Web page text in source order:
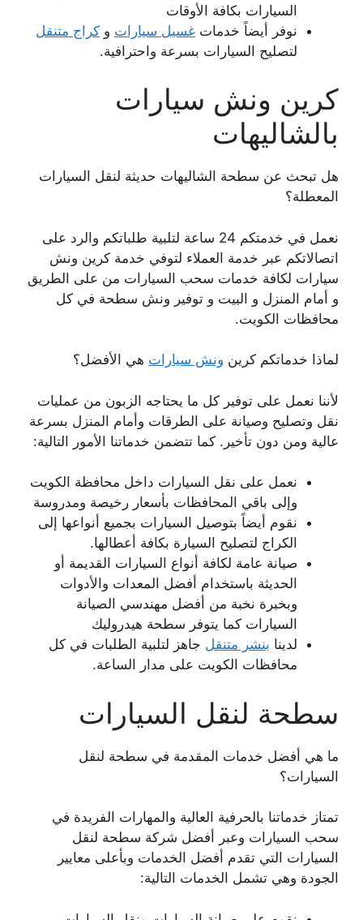
السيارات بكافة الأوقات
نوفر أيضاً خدمات غسيل سيارات و كراج متنقل
لتصليح السيارات بسرعة واحترافية.
كرين ونش سيارات
بالشاليهات
هل تبحث عن سطحة الشاليهات حديثة لنقل السيارات
المعطلة؟
نعمل في خدمتكم 24 ساعة لتلبية طلباتكم والرد على
اتصالاتكم عبر خدمة العملاء لتوفي خدمة كرين ونش
سيارات لكافة خدمات سحب السيارات من على الطريق
و أمام المنزل و البيت و توفير ونش سطحة في كل
محافظات الكويت.
لماذا خدماتكم كرين ونش سيارات هي الأفضل؟
لأننا نعمل على توفير كل ما يحتاجه الزبون من عمليات
نقل وتصليح وصيانة على الطرقات وأمام المنزل بسرعة
عالية ومن دون تأخير. كما تتضمن خدماتنا الأمور التالية:
نعمل على نقل السيارات داخل محافظة الكويت
وإلى باقي المحافظات بأسعار رخيصة ومدروسة
نقوم أيضاً بتوصيل السيارات بجميع أنواعها إلى
الكراج لتصليح السيارة بكافة أعطالها.
صيانة عامة لكافة أنواع السيارات القديمة أو
الحديثة باستخدام أفضل المعدات والأدوات
وبخبرة نخبة من أفضل مهندسي الصيانة
السيارات كما يتوفر سطحة هيدروليك
لدينا بنشر متنقل جاهز لتلبية الطلبات في كل
محافظات الكويت على مدار الساعة.
سطحة لنقل السيارات
ما هي أفضل خدمات المقدمة في سطحة لنقل
السيارات؟
تمتاز خدماتنا بالحرفية العالية والمهارات الفريدة في
سحب السيارات وعبر أفضل شركة سطحة لنقل
السيارات التي تقدم أفضل الخدمات وبأعلى معايير
الجودة وهي تشمل الخدمات التالية: